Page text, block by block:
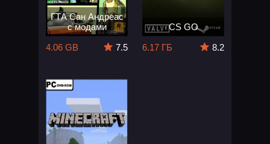
ГТА Сан Андреас
с модами
4.06 GB
7.5
CS GO
6.17 ГБ
8.2